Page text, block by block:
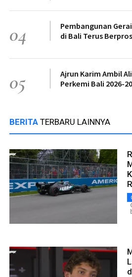
04
Pembangunan
di Bali Terus
05
Ajrun Karim Ambil
Perkemi Bali 2026-
BERITA TERBARU LAINNYA